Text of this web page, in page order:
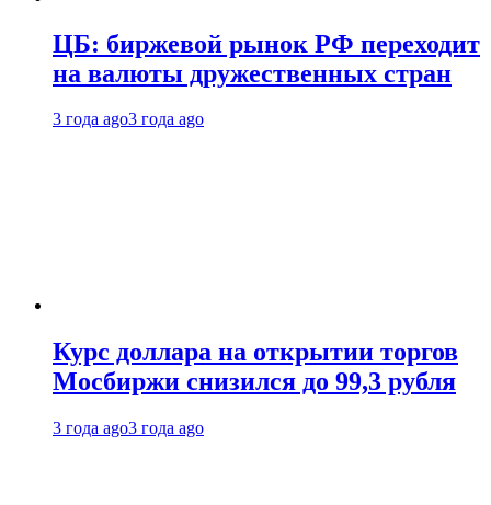
ЦБ: биржевой рынок РФ переходит
на валюты дружественных стран
3 года ago3 года ago
Курс доллара на открытии торгов
Мосбиржи снизился до 99,3 рубля
3 года ago3 года ago